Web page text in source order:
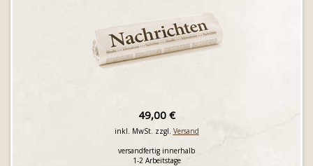
49,00 €
inkl. MwSt. zzgl. Versand
versandfertig innerhalb
1-2 Arbeitstage